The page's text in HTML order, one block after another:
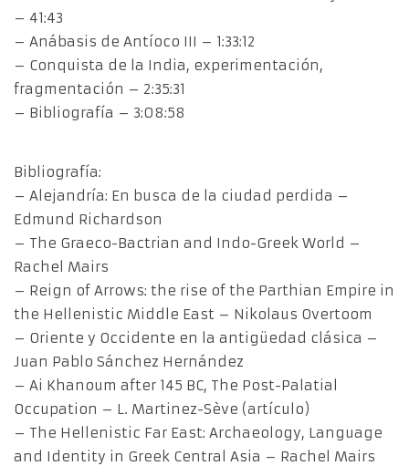
– 41:43
– Anábasis de Antíoco III – 1:33:12
– Conquista de la India, experimentación,
fragmentación – 2:35:31
– Bibliografía – 3:08:58
Bibliografía:
– Alejandría: En busca de la ciudad perdida –
Edmund Richardson
– The Graeco-Bactrian and Indo-Greek World –
Rachel Mairs
– Reign of Arrows: the rise of the Parthian Empire in
the Hellenistic Middle East – Nikolaus Overtoom
– Oriente y Occidente en la antigüedad clásica –
Juan Pablo Sánchez Hernández
– Ai Khanoum after 145 BC, The Post-Palatial
Occupation – L. Martinez-Sève (artículo)
– The Hellenistic Far East: Archaeology, Language
and Identity in Greek Central Asia – Rachel Mairs